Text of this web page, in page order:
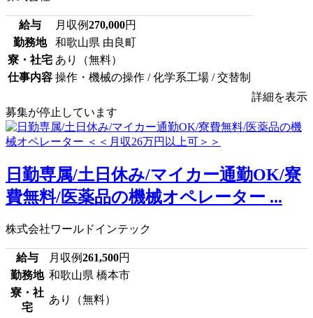
給与 月収例270,000円
勤務地
和歌山県 由良町
寮・社宅 あり（無料）
仕事内容 操作・機械の操作 / 化学系工場 / 交替制
詳細を表示
募集が停止しています
日勤専属/土日休み/マイカー通勤OK/寮
費無料/医薬品の機械オペレーター ...
株式会社ワールドインテック
給与 月収例261,500円
勤務地 和歌山県 橋本市
寮・社
宅
あり（無料）